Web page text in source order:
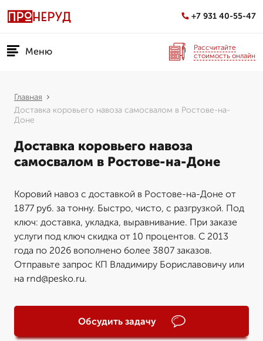
+7 931 40-55-47
Меню
Рассчитайте
стоимость онлайн
Главная
Доставка коровьего навоза самосвалом в Ростове-на-
Доне
Доставка коровьего навоза
самосвалом в Ростове-на-Доне
Коровий навоз с доставкой в Ростове-на-Доне от
1877 руб. за тонну. Быстро, чисто, с разгрузкой. Под
ключ: доставка, укладка, выравнивание. При заказе
услуги под ключ скидка от 10 процентов. С 2013
года по 2026 вополнено более 3807 заказов.
Отправьте запрос КП Владимиру Бориславовичу или
на rnd@pesko.ru.
Обсудить задачу